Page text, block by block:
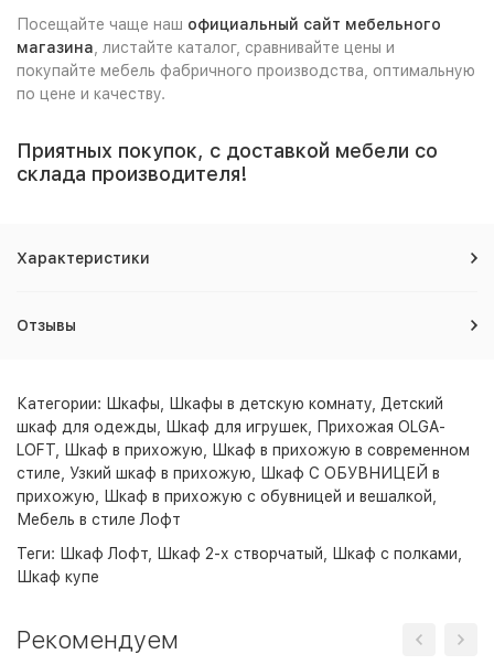
Посещайте чаще наш официальный сайт мебельного
магазина , листайте каталог, сравнивайте цены и
покупайте мебель фабричного производства, оптимальную
по цене и качеству.
Приятных покупок, с доставкой мебели со
склада производителя!
Характеристики
Отзывы
Категории: Шкафы Шкафы в детскую комнату Детский
шкаф для одежды
Шкаф для игрушек
Прихожая OLGA-
LOFT
Шкаф в прихожую
Шкаф в прихожую в современном
стиле
Узкий шкаф в прихожую
Шкаф С ОБУВНИЦЕЙ в
прихожую
Шкаф в прихожую с обувницей и вешалкой
Мебель в стиле Лофт
Теги: Шкаф Лофт Шкаф 2-х створчатый Шкаф с полками
Шкаф купе
Рекомендуем